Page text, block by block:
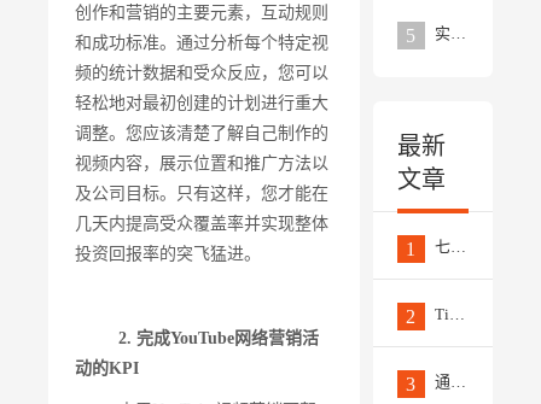
创作和营销的主要元素，互动规则
和成功标准。通过分析每个特定视
频的统计数据和受众反应，您可以
轻松地对最初创建的计划进行重大
调整。您应该清楚了解自己制作的
视频内容，展示位置和推广方法以
及公司目标。只有这样，您才能在
几天内提高受众覆盖率并实现整体
投资回报率的突飞猛进。
2. 完成YouTube网络营销活
动的KPI
5 实用的10个Linkedin海外推广技巧分享
最新
文章
1 七个非常实用的数据来分析竞争对手的Facebook推广策略
2 TikTok推广的四种类型视频，每一款都是营销大杀器
3 通过6个简单步骤撰写高质量的EPR新闻稿